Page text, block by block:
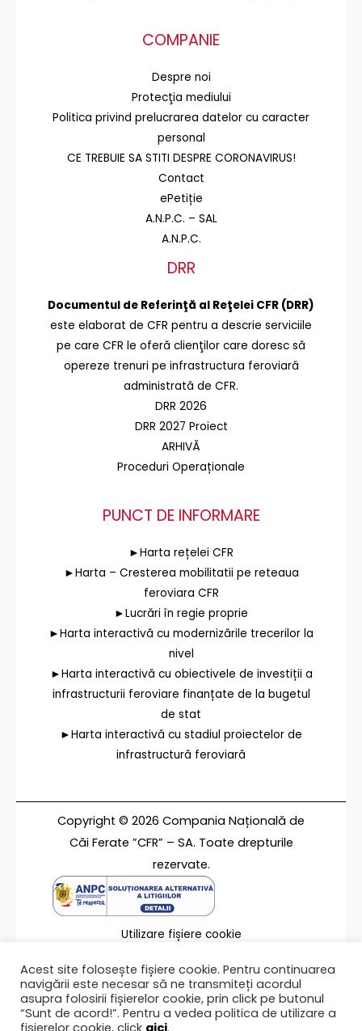
COMPANIE
Despre noi
Protecţia mediului
Politica privind prelucrarea datelor cu caracter
personal
CE TREBUIE SA STITI DESPRE CORONAVIRUS!
Contact
ePetiție
A.N.P.C. – SAL
A.N.P.C.
DRR
Documentul de Referinţă al Reţelei CFR (DRR)
este elaborat de CFR pentru a descrie serviciile
pe care CFR le oferă clienţilor care doresc să
opereze trenuri pe infrastructura feroviară
administrată de CFR.
DRR 2026
DRR 2027 Proiect
ARHIVĂ
Proceduri Operaționale
PUNCT DE INFORMARE
►Harta rețelei CFR
►Harta – Cresterea mobilitatii pe reteaua
feroviara CFR
►Lucrări în regie proprie
►Harta interactivă cu modernizările trecerilor la
nivel
►Harta interactivă cu obiectivele de investiții a
infrastructurii feroviare finanțate de la bugetul
de stat
►Harta interactivă cu stadiul proiectelor de
infrastructură feroviară
Copyright © 2026 Compania Națională de
Căi Ferate ”CFR” – SA. Toate drepturile
rezervate.
Utilizare fișiere cookie
Contact
Acest site folosește fișiere cookie. Pentru continuarea
navigării este necesar să ne transmiteți acordul
asupra folosirii fișierelor cookie, prin click pe butonul
“Sunt de acord!”. Pentru a vedea politica de utilizare a
fișierelor cookie, click aici.